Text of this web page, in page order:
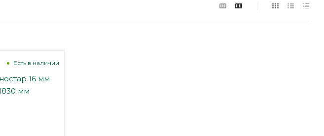
Есть в наличии